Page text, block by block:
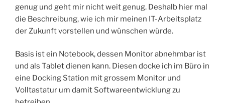
genug und geht mir nicht weit genug. Deshalb hier mal
die Beschreibung, wie ich mir meinen IT-Arbeitsplatz
der Zukunft vorstellen und wünschen würde.
Basis ist ein Notebook, dessen Monitor abnehmbar ist
und als Tablet dienen kann. Diesen docke ich im Büro in
eine Docking Station mit grossem Monitor und
Volltastatur um damit Softwareentwicklung zu